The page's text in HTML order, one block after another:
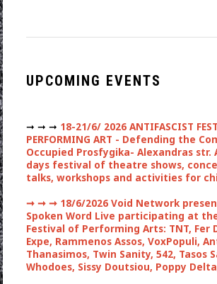
UPCOMING EVENTS
➞ ➞ ➞ 18-21/6/ 2026 ANTIFASCIST
PERFORMING ART - Defending the
Occupied Prosfygika- Alexandras str.
days festival of theatre shows,
talks, workshops and activities for
➞ ➞ ➞18/6/2026 Void Network
Spoken Word Live participating at
Festival of Performing Arts: TNT, Fer
Expe, Rammenos Assos, VoxPopuli,
Thanasimos, Twin Sanity, 542, Tasos
Whodoes, Sissy Doutsiou, Poppy